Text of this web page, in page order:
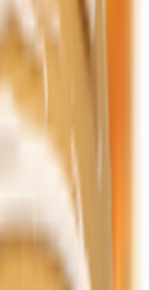
из мяса, птицы
сыровяленые
студни
из мяса, птицы